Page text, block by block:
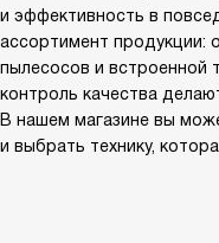
и эффективность в
ассортимент продукции:
пылесосов и встроенной
контроль качества
В нашем магазине вы
и выбрать технику,